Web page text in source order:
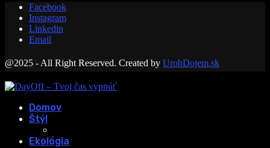
Facebook
Instagram
Linkedin
Email
@2025 - All Right Reserved. Created by UrobDojem.sk
Domov
Štýl
Ekológia